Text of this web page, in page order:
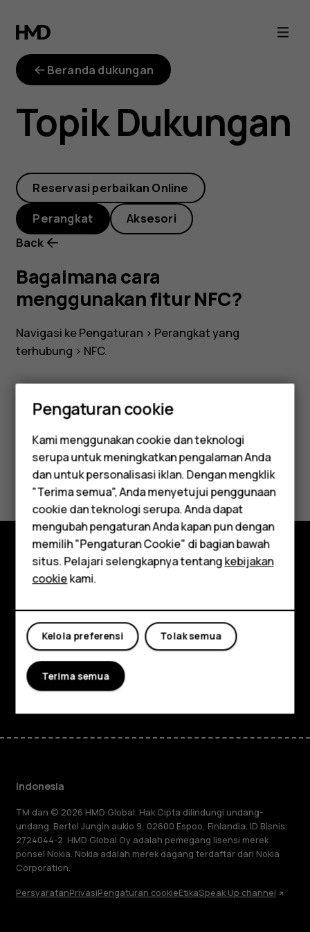
Bagaimana
cara
menggunakan
fitur
NFC?
Smartphone
Feature phones
Aksesori
Tablet
Beranda dukungan
Topik Dukungan
Reservasi perbaikan Online
Perangkat
Aksesori
Back
Bagaimana cara
menggunakan fitur NFC?
Navigasi kePengaturan > Perangkat yang
terhubung > NFC.
Apakah ini membantu?
Ya Tidak
Jelajahi
Planet and people
Dukungan
FacebookInstagram
TiktokYoutube
Indonesia
TM dan © 2026 HMD Global. Hak Cipta dilindungi undang-
undang. Bertel Jungin aukio 9, 02600 Espoo, Finlandia. ID Bisnis
2724044-2. HMD Global Oy adalah pemegang lisensi merek
ponsel Nokia. Nokia adalah merek dagang terdaftar dari Nokia
Corporation.
PersyaratanPrivasiPengaturan cookieEtikaSpeak Up channel
Pengaturan cookie
Kami menggunakan cookie dan teknologi
serupa untuk meningkatkan pengalaman Anda
dan untuk personalisasi iklan. Dengan mengklik
"Terima semua", Anda menyetujui penggunaan
cookie dan teknologi serupa. Anda dapat
mengubah pengaturan Anda kapan pun dengan
memilih "Pengaturan Cookie" di bagian bawah
situs. Pelajari selengkapnya tentangkebijakan
cookiekami.
Tolak semua
Kelola preferensi
Terima semua